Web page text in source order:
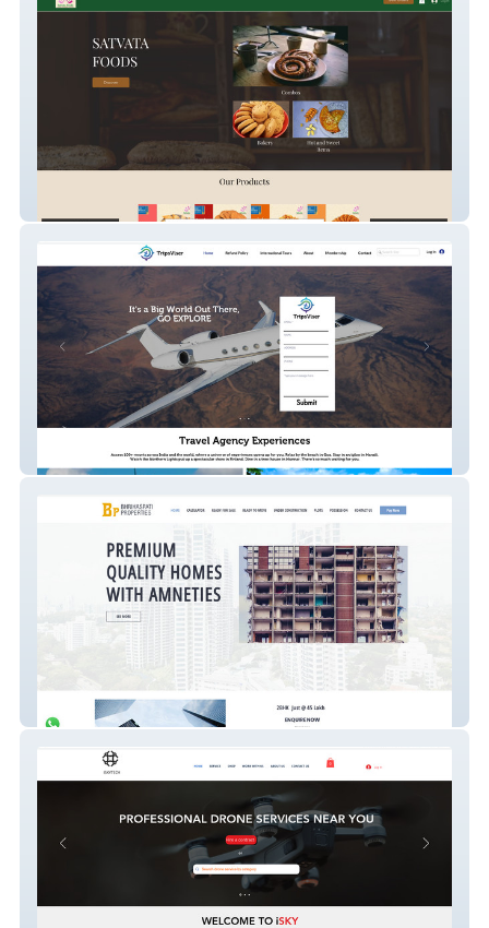
satvatafoods
website-17
brihaspatiproperties